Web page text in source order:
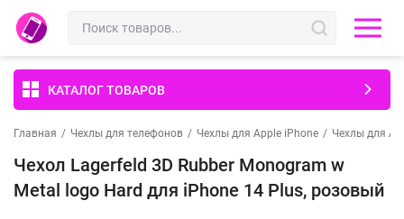
КАТАЛОГ ТОВАРОВ
Главная / Чехлы для телефонов / Чехлы для Apple iPhone / Чехлы для
Чехол Lagerfeld 3D Rubber Monogram w
Metal logo Hard для iPhone 14 Plus, розовый